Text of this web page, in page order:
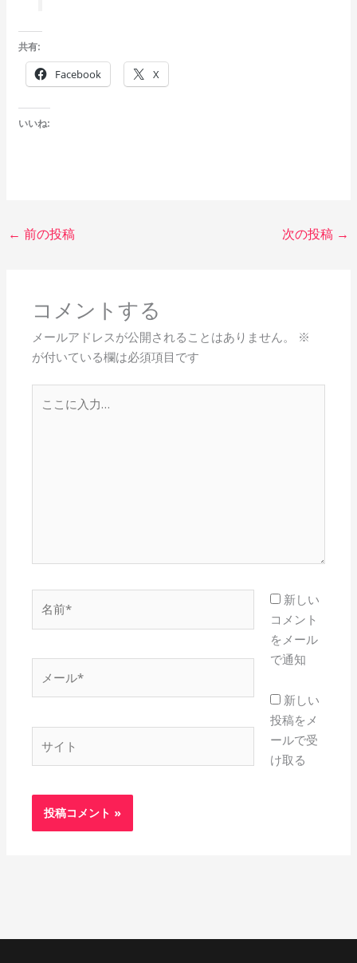
共有:
Facebook X
いいね:
← 前の投稿 次の投稿 →
コメントする
メールアドレスが公開されることはありません。
※
が付いている欄は必須項目です
こ
ー
*
新しい
コメント
をメール
で通知
新しい
投稿をメ
ールで受
け取る